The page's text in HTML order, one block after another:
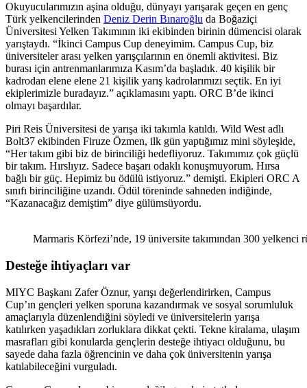
Okuyucularımızın aşina olduğu, dünyayı yarışarak geçen en genç
Türk yelkencilerinden Deniz Derin Bınaroğlu da Boğaziçi
Üniversitesi Yelken Takımının iki ekibinden birinin dümencisi olarak
yarıştaydı. “İkinci Campus Cup deneyimim. Campus Cup, biz
üniversiteler arası yelken yarışçılarının en önemli aktivitesi. Biz
burası için antrenmanlarımıza Kasım’da başladık. 40 kişilik bir
kadrodan elene elene 21 kişilik yarış kadrolarımızı seçtik. En iyi
ekiplerimizle buradayız.” açıklamasını yaptı. ORC B’de ikinci
olmayı başardılar.
Piri Reis Üniversitesi de yarışa iki takımla katıldı. Wild West adlı
Bolt37 ekibinden Firuze Özmen, ilk gün yaptığımız mini söyleşide,
“Her takım gibi biz de birinciliği hedefliyoruz. Takımımız çok güçlü
bir takım. Hırslıyız. Sadece başarı odaklı konuşmuyorum. Hırsa
bağlı bir güç. Hepimiz bu ödülü istiyoruz.” demişti. Ekipleri ORC A
sınıfı birinciliğine uzandı. Ödül töreninde sahneden indiğinde,
“Kazanacağız demiştim” diye gülümsüyordu.
Marmaris Körfezi’nde, 19 üniversite takımından 300 yelkenci
Desteğe ihtiyaçları var
MIYC Başkanı Zafer Öznur, yarışı değerlendirirken, Campus
Cup’ın gençleri yelken sporuna kazandırmak ve sosyal sorumluluk
amaçlarıyla düzenlendiğini söyledi ve üniversitelerin yarışa
katılırken yaşadıkları zorluklara dikkat çekti. Tekne kiralama, ulaşım
masrafları gibi konularda gençlerin desteğe ihtiyacı olduğunu, bu
sayede daha fazla öğrencinin ve daha çok üniversitenin yarışa
katılabileceğini vurguladı.